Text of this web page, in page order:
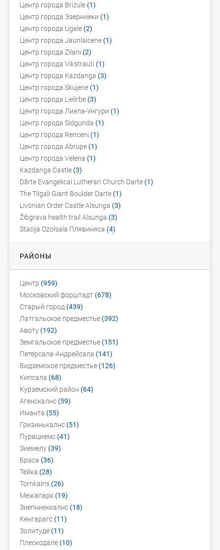
Центр города Brizule (1)
Центр города Эзерниеки (1)
Центр города Ugale (2)
Центр города Jaunlaicene (1)
Центр города Zilani (2)
Центр города Vikstrauti (1)
Центр города Kazdanga (3)
Центр города Skujene (1)
Центр города Lielirbe (3)
Центр города Лиела-Унгури (1)
Центр города Sidgunda (1)
Центр города Renceni (1)
Центр города Abrupe (1)
Центр города Velena (1)
Kazdanga Castle (3)
Dārte Evangelical Lutheran Church Darte (1)
The Tilgaļi Giant Boulder Darte (1)
Livonian Order Castle Alsunga (3)
Žibgrava health trail Alsunga (3)
Stacija Ozolsala Плявиняса (4)
РАЙОНЫ
Центр (959)
Московский форштадт (678)
Старый город (439)
Латгальское предместье (392)
Авоту (192)
Земгальское предместье (151)
Петерсала-Андрейсала (141)
Видземское предместье (126)
Кипсала (68)
Курземский район (64)
Агенскалнс (59)
Иманта (55)
Гризинькалнс (51)
Пурвциемс (41)
Зиемелу (39)
Браса (36)
Тейка (28)
Tornkalns (26)
Межапарк (19)
Зиепниеккалнс (18)
Кенгарагс (11)
Золитуде (11)
Плескодале (10)